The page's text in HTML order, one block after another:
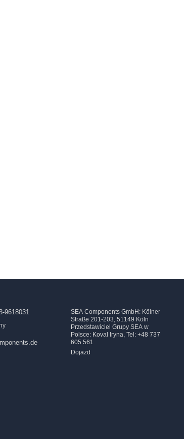
9618031
SEA Components GmbH: Kölner
Straße 201-203, 51149 Köln
Przedstawiciel Grupy SEA w
Polsce: Koval Iryna, Tel: +48 737
605 561
Dojazd